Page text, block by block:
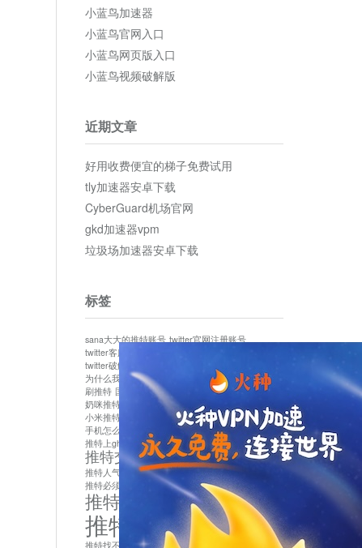
小蓝鸟加速器
小蓝鸟官网入口
小蓝鸟网页版入口
小蓝鸟视频破解版
近期文章
好用收费便宜的梯子免费试用
tly加速器安卓下载
CyberGuard机场官网
gkd加速器vpm
垃圾场加速器安卓下载
标签
sana大大的推特账号 twitter官网注册账号
twitter客服
twitter破解版下载
为什么我推特无法保存设置
作者sana推特是什么
刷推特 国内为什么不能用twitter 国内能用twitter吗
奶咪推特
如何找回推特密码
小米推特闪退是怎么回事 怎么看推特上的视频
手机怎么注册推特账号
推特devil
推特上ghs的女博主
推特交友软件app下载
推特人气萌货小蔡头喵喵喵 推特实名制
推特必须用外网吗
推特怎么取消关联手机号
推特怎么看敏感内容苹果
推特找不到账号 推特注册必须要手机号